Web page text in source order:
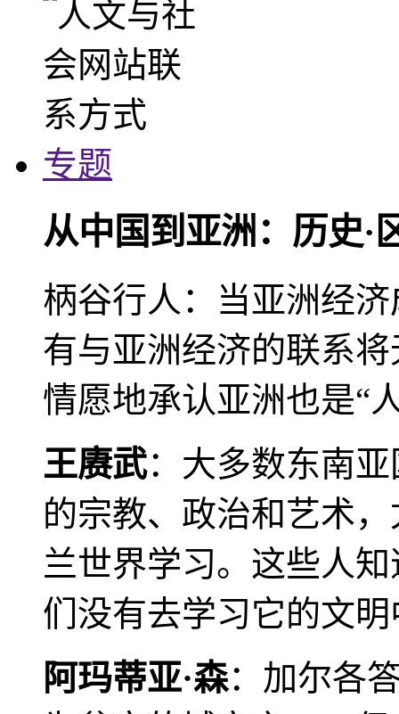
专题
从中国到亚洲：历史·
柄谷行人：当亚洲经
有与亚洲经济的联系
情愿地承认亚洲也是“
王赓武：大多数东南
的宗教、政治和艺术
兰世界学习。这些人
们没有去学习它的文
阿玛蒂亚·森：加尔各